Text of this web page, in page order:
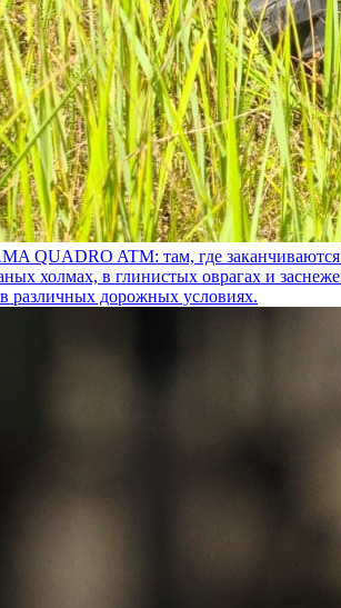
QUADRO ATM: там, где заканчиваются
холмах, в глинистых оврагах и
различных дорожных условиях.